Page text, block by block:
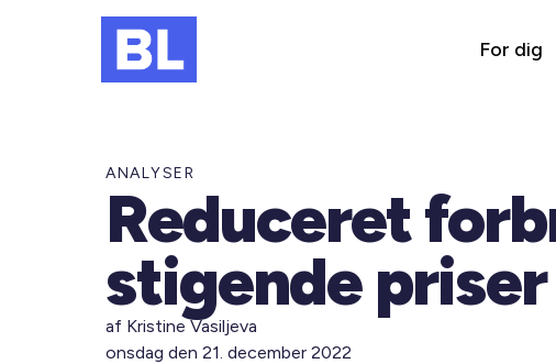
For dig
ANALYSER
Reduceret
stigende priser
af Kristine Vasiljeva
onsdag den 21. december 2022